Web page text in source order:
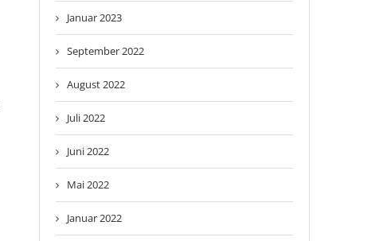
Januar 2023
September 2022
August 2022
Juli 2022
Juni 2022
Mai 2022
Januar 2022